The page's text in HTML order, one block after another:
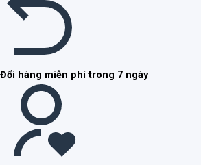
Đổi hàng miễn phí trong 7 ngày